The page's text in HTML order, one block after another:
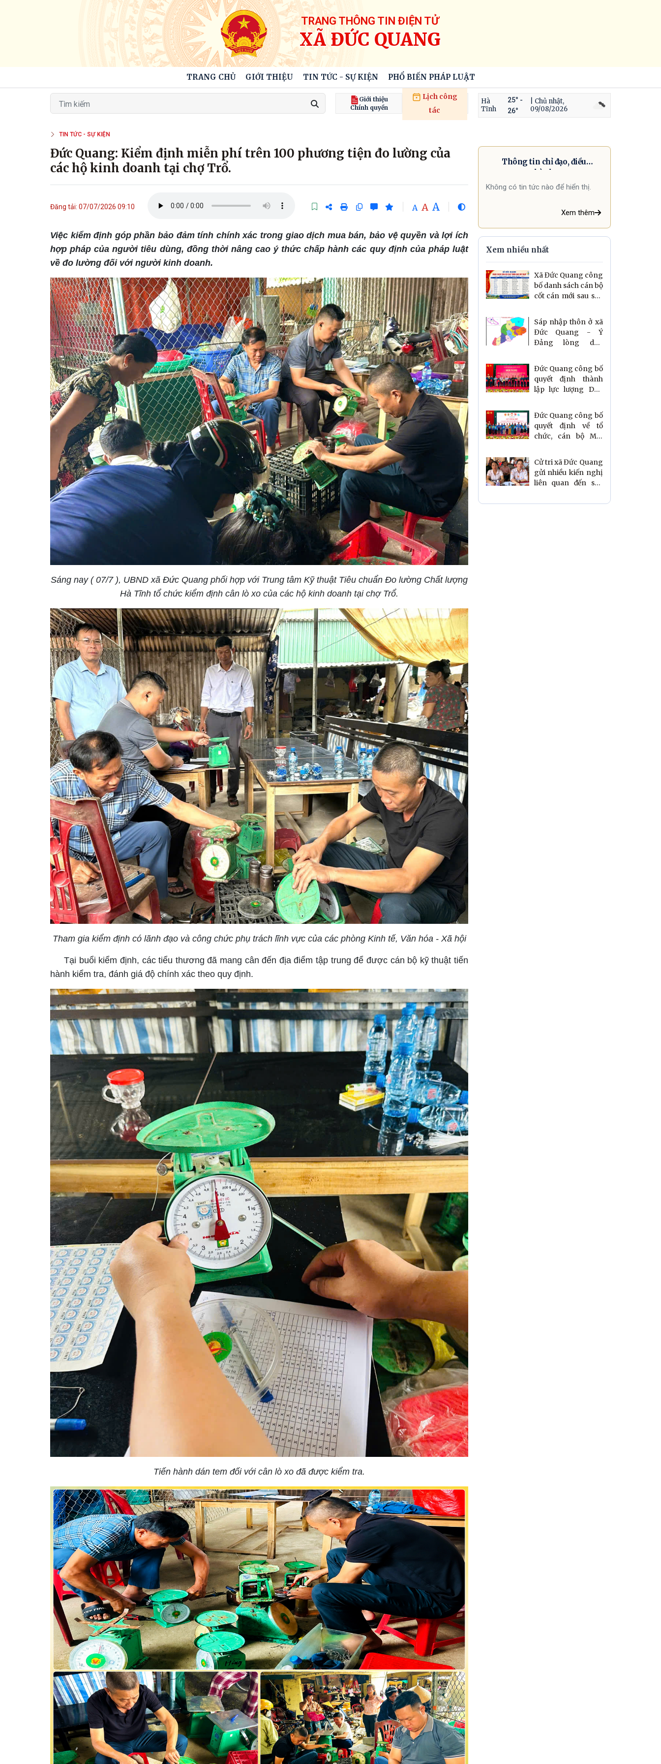
TRANG THÔNG TIN ĐIỆN TỬ
XÃ ĐỨC QUANG
TRANG CHỦ GIỚI THIỆU TIN TỨC - SỰ KIỆN PHỔ BIẾN PHÁP LUẬT
Giới thiệu
Chính quyền
Lịch công
tác
Hà
Tĩnh
25° -
26°
| Chủ nhật,
09/08/2026
TIN TỨC - SỰ KIỆN
Đức Quang: Kiểm định miễn phí trên 100 phương tiện đo lường của
các hộ kinh doanh tại chợ Trổ.
Đăng tải: 07/07/2026 09:10 A A A
Việc kiểm định góp phần bảo đảm tính chính xác trong giao dịch mua bán, bảo vệ quyền và lợi ích
hợp pháp của người tiêu dùng, đồng thời nâng cao ý thức chấp hành các quy định của pháp luật
về đo lường đối với người kinh doanh.
Sáng nay ( 07/7 ), UBND xã Đức Quang phối hợp với Trung tâm Kỹ thuật Tiêu chuẩn Đo lường Chất lượng
Hà Tĩnh tổ chức kiểm định cân lò xo của các hộ kinh doanh tại chợ Trổ.
Tham gia kiểm định có lãnh đạo và công chức phụ trách lĩnh vực của các phòng Kinh tế, Văn hóa - Xã hội
Tại buổi kiểm định, các tiểu thương đã mang cân đến địa điểm tập trung để được cán bộ kỹ thuật tiến
hành kiểm tra, đánh giá độ chính xác theo quy định.
Tiến hành dán tem đối với cân lò xo đã được kiểm tra.
Thông tin chỉ đạo, điều
hành
Không có tin tức nào để hiển thị.
Xem thêm
Xem nhiều nhất
Xã Đức Quang công
bố danh sách cán bộ
cốt cán mới sau sáp
Sáp nhập thôn ở xã
Đức Quang - Ý
Đảng lòng dân
Đức Quang công bố
quyết định thành
lập lực lượng Dân
và tổng kết thi hành
các luật về quốc
phòng.
Đức Quang công bố
quyết định về tổ
chức, cán bộ Mặt
tổ chức chính trị -
xã hội sau sắp xếp
thôn.
Cử tri xã Đức Quang
gửi nhiều kiến nghị
liên quan đến sáp
họp thường lệ giữa